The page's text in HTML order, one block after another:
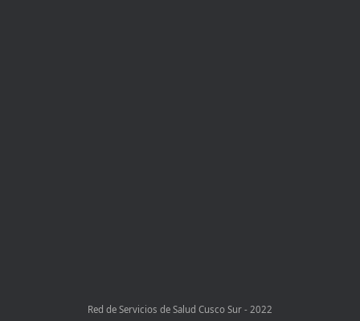
Red de Servicios de Salud Cusco Sur - 2022